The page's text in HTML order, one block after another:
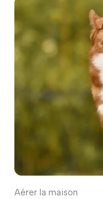
Aérer la maison